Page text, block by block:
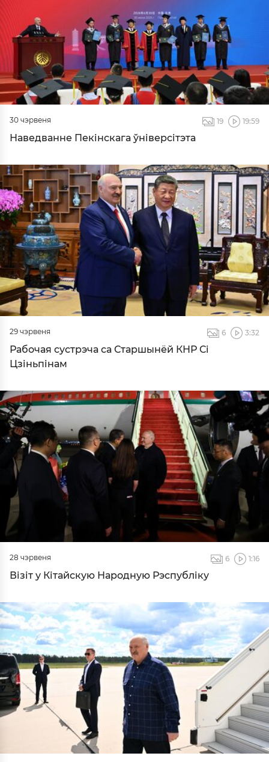
30 чэрвеня 19 19:59
Наведванне Пекінскага ўніверсітэта
29 чэрвеня 6 3:32
Рабочая сустрэча са Старшынёй КНР Сі
Цзіньпінам
28 чэрвеня 6 1:16
Візіт у Кітайскую Народную Рэспубліку